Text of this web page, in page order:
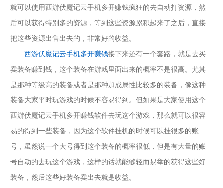
就可以使用西游伏魔记云手机多开赚钱疯狂的去自动打资源，然
后可以获得特别多的资源，等到这些资源累积起来了之后，直接
把这些资源出售出去的，非常好的收益。
西游伏魔记云手机多开赚钱接下来还有一个套路，就是去买
卖装备赚到钱，这个装备在游戏里面出来的概率不是很高。尤其
是那种等级高的装备或者是那种加成属性比较多的装备，像这种
装备大家平时玩游戏的时候不容易得到。但如果是大家使用这个
西游伏魔记云手机多开赚钱软件去玩这个游戏，那么就可以很容
易的得到一些装备，因为这个软件挂机的时候可以挂很多的账
号，虽然说一个大号得到这个装备的概率很低，但是有大量的账
号自动的去玩这个游戏，这样的话就能够轻而易举的获得这些好
装备，然后这些好装备卖出去就是收益。